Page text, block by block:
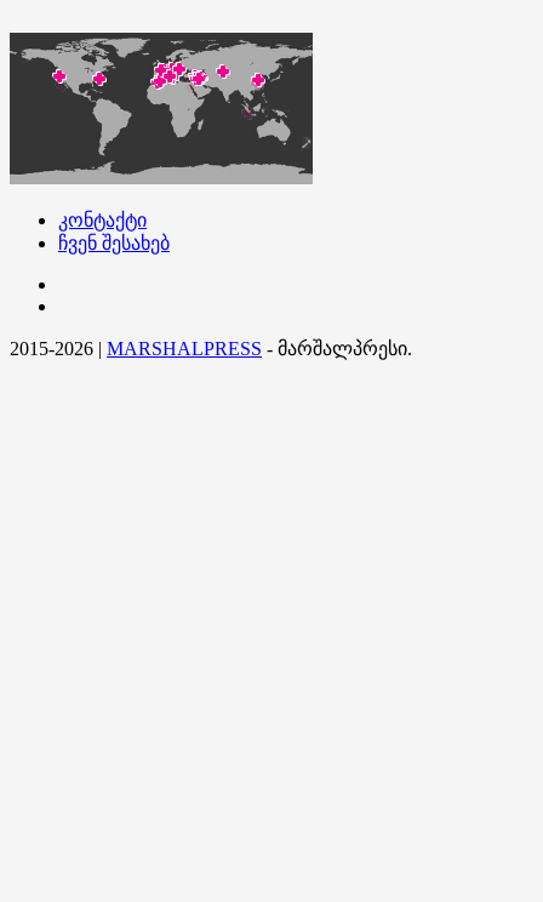
კონტაქტი
ჩვენ შესახებ
2015-2026 | MARSHALPRESS - მარშალპრესი.